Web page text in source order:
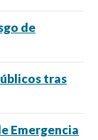
de
tras
Emergencia